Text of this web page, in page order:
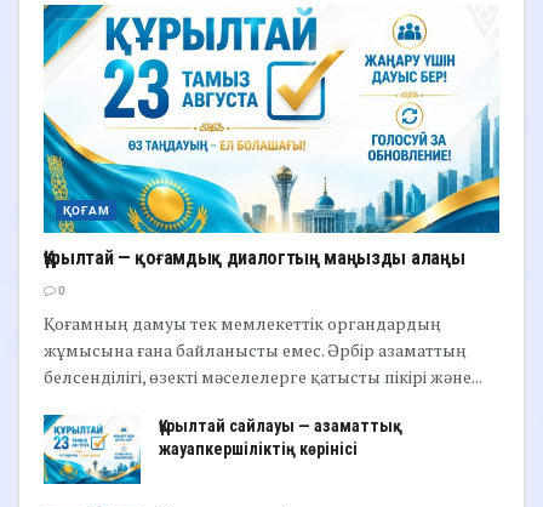
ҚОҒАМ
Құрылтай — қоғамдық диалогтың маңызды алаңы
0
Қоғамның дамуы тек мемлекеттік органдардың
жұмысына ғана байланысты емес. Әрбір азаматтың
белсенділігі, өзекті мәселелерге қатысты пікірі және...
Құрылтай сайлауы — азаматтық
жауапкершіліктің көрінісі